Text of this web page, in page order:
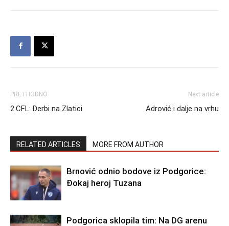
PRETHODNO
2.CFL: Derbi na Zlatici
Next article
Adrović i dalje na vrhu
RELATED ARTICLES MORE FROM AUTHOR
Brnović odnio bodove iz Podgorice:
Đokaj heroj Tuzana
Podgorica sklopila tim: Na DG arenu